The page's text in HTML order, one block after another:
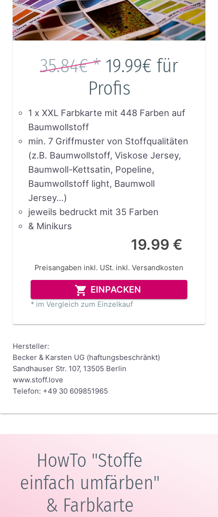
35.84€ * 19.99€ für
Profis
1 x XXL Farbkarte mit 448 Farben auf
Baumwollstoff
min. 7 Griffmuster von Stoffqualitäten
(z.B. Baumwollstoff, Viskose Jersey,
Baumwoll-Kettsatin, Popeline,
Baumwollstoff light, Baumwoll
Jersey…)
jeweils bedruckt mit 35 Farben
& Minikurs
19.99 €
Preisangaben inkl. USt. inkl. Versandkosten
EINPACKEN
* im Vergleich zum Einzelkauf
Hersteller:
Becker & Karsten UG (haftungsbeschränkt)
Sandhauser Str. 107, 13505 Berlin
www.stoff.love
Telefon: +49 30 609851965
HowTo "Stoffe
einfach umfärben"
& Farbkarte